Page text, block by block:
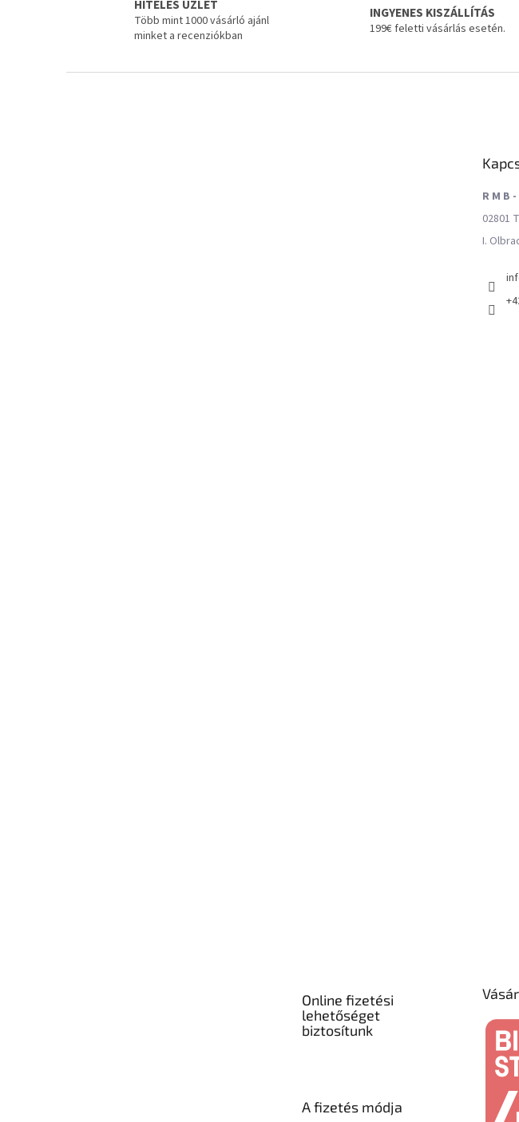
HITELES ÜZLET
Több mint 1000 vásárló ajánl
minket a recenziókban
INGYENES KISZÁLLÍTÁS
199€ feletti vásárlás esetén.
R M B
02801
I.
Online fizetési
lehetőséget
biztosítunk
A fizetés módja